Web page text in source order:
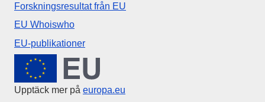
Forskningsresultat från EU
EU Whoiswho
EU-publikationer
Europeiska unionen
Upptäck mer på europa.eu